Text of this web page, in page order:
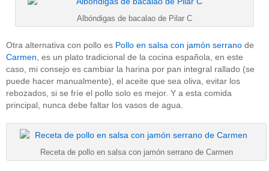
Albóndigas de bacalao de Pilar C
Otra alternativa con pollo es Pollo en salsa con jamón serrano de
Carmen , es un plato tradicional de la cocina española, en este
caso, mi consejo es cambiar la harina por pan integral rallado (se
puede hacer manualmente), el aceite que sea oliva, evitar los
rebozados, si se fríe el pollo solo es mejor. Y a esta comida
principal, nunca debe faltar los vasos de agua.
Receta de pollo en salsa con jamón serrano de Carmen